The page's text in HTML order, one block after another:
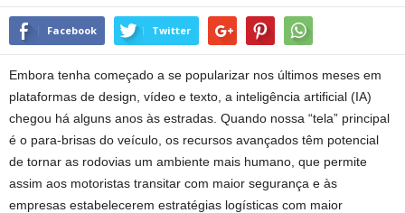
Facebook Twitter
Embora tenha começado a se popularizar nos últimos meses em
plataformas de design, vídeo e texto, a inteligência artificial (IA)
chegou há alguns anos às estradas. Quando nossa “tela” principal
é o para-brisas do veículo, os recursos avançados têm potencial
de tornar as rodovias um ambiente mais humano, que permite
assim aos motoristas transitar com maior segurança e às
empresas estabelecerem estratégias logísticas com maior